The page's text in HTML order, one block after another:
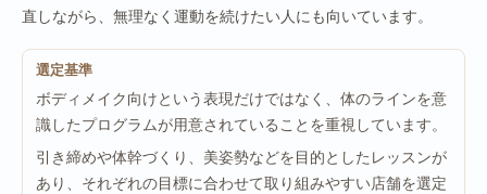
直しながら、無理なく運動を続けたい人にも向いています。
選定基準
ボディメイク向けという表現だけではなく、体のラインを意
識したプログラムが用意されていることを重視しています。
引き締めや体幹づくり、美姿勢などを目的としたレッスンが
あり、それぞれの目標に合わせて取り組みやすい店舗を選定